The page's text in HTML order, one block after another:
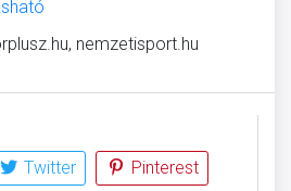
nemzetisport.hu
Twitter
Pinterest